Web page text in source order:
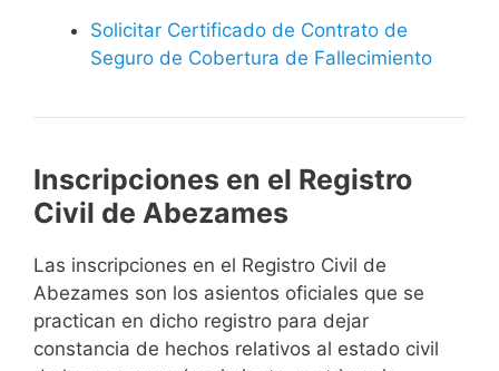
Solicitar Certificado de Contrato de
Seguro de Cobertura de Fallecimiento
Inscripciones en el Registro
Civil de Abezames
Las inscripciones en el Registro Civil de
Abezames son los asientos oficiales que se
practican en dicho registro para dejar
constancia de hechos relativos al estado civil